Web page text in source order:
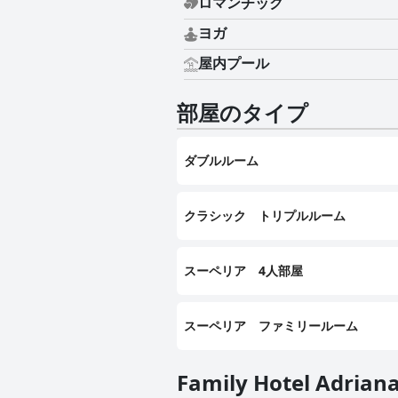
ヨガ
屋内プール
部屋のタイプ
ダブルルーム
クラシック トリプルルーム
スーペリア 4人部屋
スーペリア ファミリールーム
Family Hotel